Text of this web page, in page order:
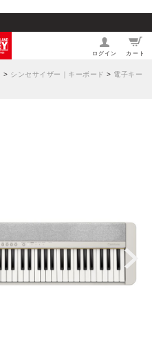
ログイン カート
> シンセサイザー｜キーボード > 電子キー